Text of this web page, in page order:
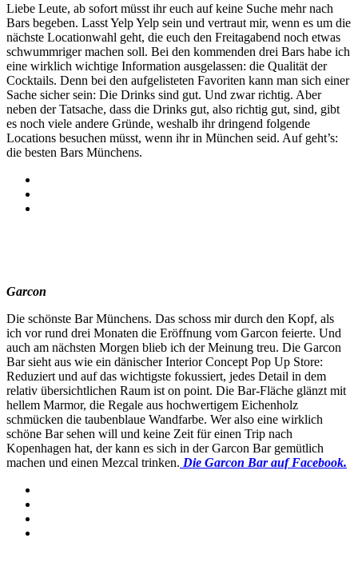
Liebe Leute, ab sofort müsst ihr euch auf keine Suche mehr nach
Bars begeben. Lasst Yelp Yelp sein und vertraut mir, wenn es um die
nächste Locationwahl geht, die euch den Freitagabend noch etwas
schwummriger machen soll. Bei den kommenden drei Bars habe ich
eine wirklich wichtige Information ausgelassen: die Qualität der
Cocktails. Denn bei den aufgelisteten Favoriten kann man sich einer
Sache sicher sein: Die Drinks sind gut. Und zwar richtig. Aber
neben der Tatsache, dass die Drinks gut, also richtig gut, sind, gibt
es noch viele andere Gründe, weshalb ihr dringend folgende
Locations besuchen müsst, wenn ihr in München seid. Auf geht’s:
die besten Bars Münchens.
Garcon
Die schönste Bar Münchens. Das schoss mir durch den Kopf, als
ich vor rund drei Monaten die Eröffnung vom Garcon feierte. Und
auch am nächsten Morgen blieb ich der Meinung treu. Die Garcon
Bar sieht aus wie ein dänischer Interior Concept Pop Up Store:
Reduziert und auf das wichtigste fokussiert, jedes Detail in dem
relativ übersichtlichen Raum ist on point. Die Bar-Fläche glänzt mit
hellem Marmor, die Regale aus hochwertigem Eichenholz
schmücken die taubenblaue Wandfarbe. Wer also eine wirklich
schöne Bar sehen will und keine Zeit für einen Trip nach
Kopenhagen hat, der kann es sich in der Garcon Bar gemütlich
machen und einen Mezcal trinken. Die Garcon Bar auf Facebook.